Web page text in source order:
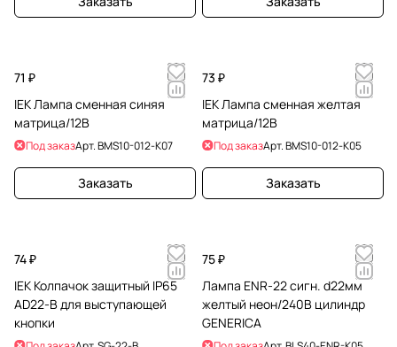
71 ₽
IEK Лампа сменная синяя
матрица/12В
Под заказАрт.BMS10-012-K07
Заказать
73 ₽
IEK Лампа сменная желтая
матрица/12В
Под заказАрт.BMS10-012-K05
Заказать
74 ₽
IEK Колпачок защитный IP65
AD22-B для выступающей
кнопки
75 ₽
Лампа ENR-22 сигн. d22мм
желтый неон/240В цилиндр
GENERICA